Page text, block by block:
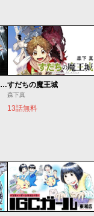
ベオグラードメトロの子供たちすだちの魔王城
森下真
13話無料